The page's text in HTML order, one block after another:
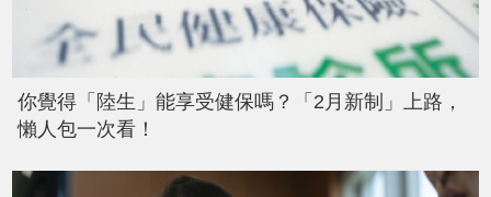
你覺得「陸生」能享受健保嗎？「2月新制」上路，
懶人包一次看！